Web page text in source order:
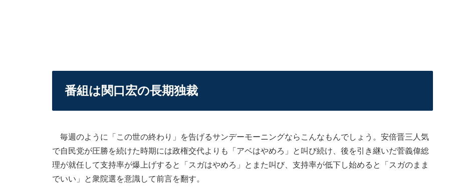
番組は関口宏の長期独裁
毎週のように「この世の終わり」を告げるサンデーモーニングならこんなもんでしょう。安倍晋三人気
で自民党が圧勝を続けた時期には政権交代よりも「アベはやめろ」と叫び続け、後を引き継いだ菅義偉総
理が就任して支持率が爆上げすると「スガはやめろ」とまた叫び、支持率が低下し始めると「スガのまま
でいい」と衆院選を意識して前言を翻す。